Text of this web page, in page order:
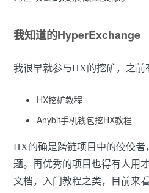
我知道的HyperExchange
我很早就参与HX的挖矿，之前
HX挖矿教程
Anybit手机钱包挖HX教程
HX的确是跨链项目中的佼佼者
题。再优秀的项目也得有人用
文档，入门教程之类，目前来